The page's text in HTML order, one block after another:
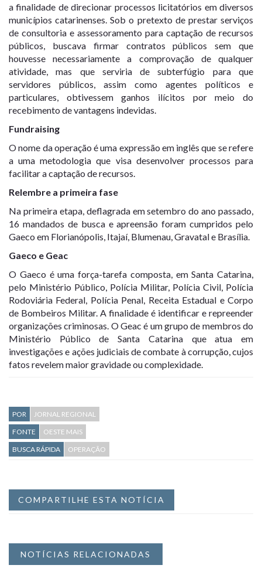
a finalidade de direcionar processos licitatórios em diversos
municípios catarinenses. Sob o pretexto de prestar serviços
de consultoria e assessoramento para captação de recursos
públicos, buscava firmar contratos públicos sem que
houvesse necessariamente a comprovação de qualquer
atividade, mas que serviria de subterfúgio para que
servidores públicos, assim como agentes políticos e
particulares, obtivessem ganhos ilícitos por meio do
recebimento de vantagens indevidas.
Fundraising
O nome da operação é uma expressão em inglês que se refere
a uma metodologia que visa desenvolver processos para
facilitar a captação de recursos.
Relembre a primeira fase
Na primeira etapa, deflagrada em setembro do ano passado,
16 mandados de busca e apreensão foram cumpridos pelo
Gaeco em Florianópolis, Itajaí, Blumenau, Gravatal e Brasília.
Gaeco e Geac
O Gaeco é uma força-tarefa composta, em Santa Catarina,
pelo Ministério Público, Polícia Militar, Polícia Civil, Polícia
Rodoviária Federal, Polícia Penal, Receita Estadual e Corpo
de Bombeiros Militar. A finalidade é identificar e repreender
organizações criminosas. O Geac é um grupo de membros do
Ministério Público de Santa Catarina que atua em
investigações e ações judiciais de combate à corrupção, cujos
fatos revelem maior gravidade ou complexidade.
POR
JORNAL REGIONAL
FONTE
OESTE MAIS
BUSCA RÁPIDA
OPERAÇÃO
COMPARTILHE ESTA NOTÍCIA
NOTÍCIAS RELACIONADAS